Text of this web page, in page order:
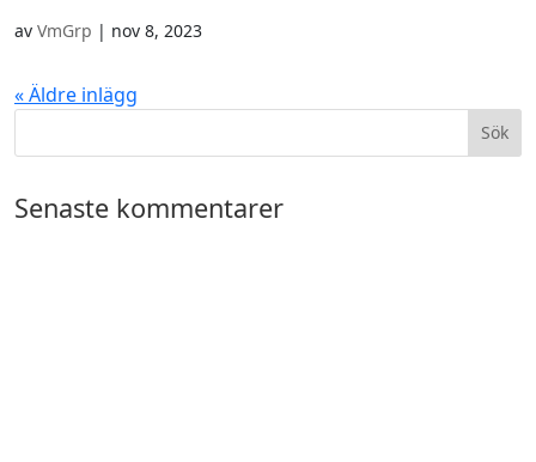
av VmGrp | nov 8, 2023
« Äldre inlägg
Senaste kommentarer